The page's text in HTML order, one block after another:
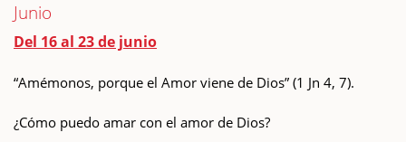
Junio
Del 16 al 23 de junio
“Amémonos, porque el Amor viene de Dios” (1 Jn 4, 7).
¿Cómo puedo amar con el amor de Dios?